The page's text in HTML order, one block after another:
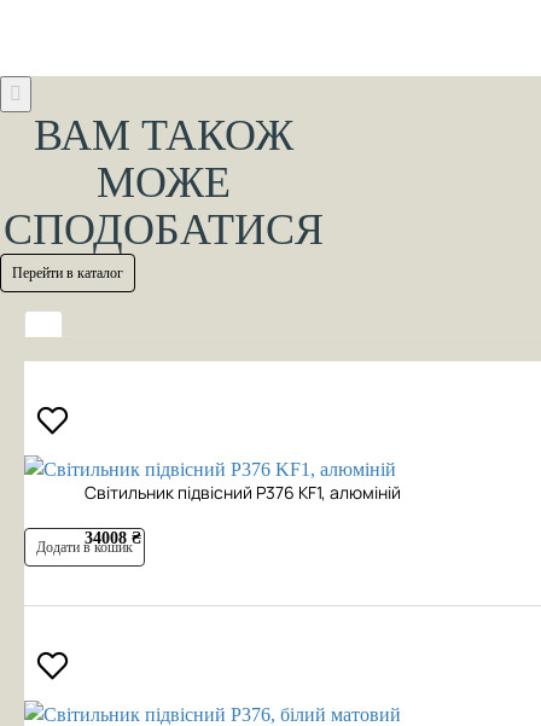
ВАМ ТАКОЖ
МОЖЕ
СПОДОБАТИСЯ
Перейти в каталог
Cвітильник підвісний P376 KF1, алюміній
34008 ₴
Додати в кошик